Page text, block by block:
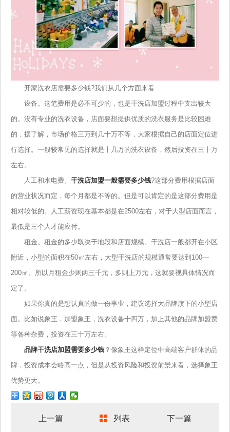
开家洗衣店需要多少钱?我们从几个方面来看
设备。这笔费用是必不可少的，也是干洗店加盟过程中支出较大
的。没有专业的洗衣设备，店面要想提供优质的洗衣服务是比较困难
的，据了解，市场价格三万到几十万不等，大家根据自己的店面定位进
行选择。一般较常见的选择就是十几万的洗衣设备，然后投资在三十万
左右。
人工和水电费。 干洗店加盟一般需要多少钱?这部分费用根据店面
的营业状况而定，每个月都是不等的。但是可以肯定的是这部分费用是
相对较低的。人工薪资现在基本都是在2500左右，对于大型店面而言，
最低是三个人才能应付。
租金。租金的多少取决于地段和店面规模。干洗店一般都开在小区
附近，小型的面积在50㎡左右，大型干洗店的规模通常要达到100—
200㎡。所以月租金少则两三千元，多则上万元，这就要视具体情况而
定了。
如果你真的是想认真的做一份事业，建议选择大品牌旗下的小型店
面。比如说象王，加盟象王，洗衣设备十四万，加上其他的品牌加盟费
等各种杂费，投资在三十万左右。
品牌干洗店加盟需要多少钱 ？像象王这样定位中高端客户群体的品
牌，投资成本会略高一点，但是从投资风险和投资前景来看，选择象王
优势更大。
上一篇 列表 下一篇